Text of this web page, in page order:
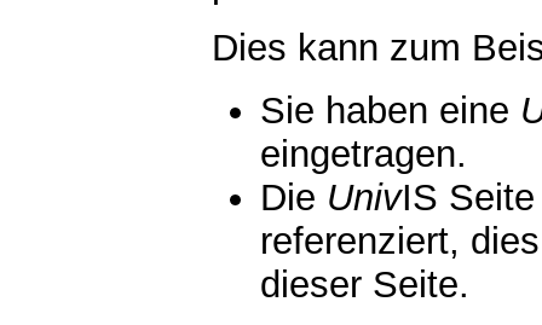
Dies kann zum
Sie haben eine
eingetragen.
Die UnivIS
referenziert,
dieser Seite.